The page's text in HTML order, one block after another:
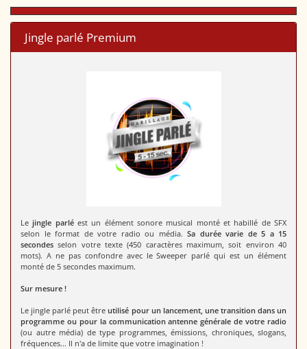
Jingle parlé Premium
Le jingle parléest un élément sonore musical monté et habillé de SFX
selon le format de votre radio ou média. Sa durée varie de 5 a 15
secondes selon votre texte (450 caractères maximum, soit environ 40
mots). A ne pas confondre avec le Sweeper parlé qui est un élément
monté de 5 secondes maximum.
Sur mesure !
Le jingle parlé peut êtreutilisé pour un lancement, une transition dans un
programme ou pour la communication antenne générale de votre radio
(ou autre média) de type programmes, émissions, chroniques, slogans,
fréquences... Il n'a de limite que votre imagination !